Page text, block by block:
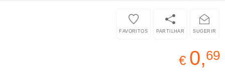
SUGERIR
PARTILHAR
FAVORITOS
€ 0,69